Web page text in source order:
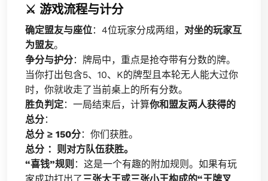
⚔️ 游戏流程与计分
确定盟友与座位：4位玩家分成两组， 对坐的玩家互
为盟友。
争分与护分：牌局中，重点是抢夺带有分数的牌。
当你打出包含5、10、K的牌型且本轮无人能大过你
时，你就收走了当前桌上的所有分数。
胜负判定：一局结束后，计算你和盟友两人获得的
总分：
总分 ≥ 150分：你们获胜。
总分 ：则对方队伍获胜。
“喜钱”规则 ：这是一个有趣的附加规则。如果有玩
家成功打出了三张大王或三张小王构成的“王牌叉